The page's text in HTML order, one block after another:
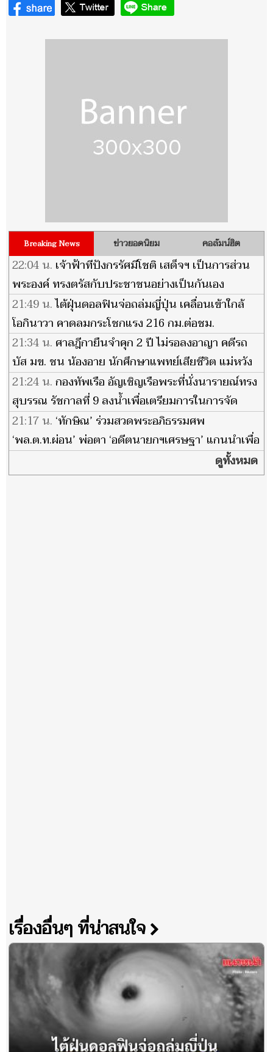
Breaking News ข่าวยอดนิยม คอลัมน์ฮิต
22:04 น. เจ้าฟ้าทีปังกรรัศมีโชติ เสด็จฯ เป็นการส่วน
พระองค์ ทรงตรัสกับประชาชนอย่างเป็นกันเอง
21:49 น.ไต้ฝุ่นดอลฟินจ่อถล่มญี่ปุ่น เคลื่อนเข้าใกล้
โอกินาวา คาดลมกระโชกแรง 216 กม.ต่อชม.
21:34 น. ศาลฎีกายืนจำคุก 2 ปี ไม่รอลงอาญา คดีรถ
บัส มข. ชน น้องอาย นักศึกษาแพทย์เสียชีวิต แม่หวัง
เป็นบทเรียนทั้งสังคม
21:24 น.กองทัพเรือ อัญเชิญเรือพระที่นั่งนารายณ์ทรง
สุบรรณ รัชกาลที่ 9 ลงน้ำเพื่อเตรียมการในการจัด
ขบวนพยุหยาตราทางชลมารค
21:17 น. ‘ทักษิณ’ ร่วมสวดพระอภิธรรมศพ
‘พล.ต.ท.ผ่อน’ พ่อตา ‘อดีตนายกฯเศรษฐา’ แกนนำเพื่อ
ดูทั้งหมด
เรื่องอื่นๆ ที่น่าสนใจ